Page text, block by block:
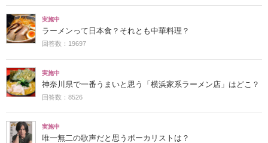
実施中
ラーメンって日本食？それとも中華料理？
回答数：19697
実施中
神奈川県で一番うまいと思う「横浜家系ラーメン店」はどこ？
回答数：8526
実施中
唯一無二の歌声だと思うボーカリストは？